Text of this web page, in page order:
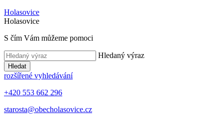
Holasovice
Holasovice
S čím Vám můžeme pomoci
Hledaný výraz
Hledat
rozšířené vyhledávání
+420 553 662 296
starosta@obecholasovice.cz